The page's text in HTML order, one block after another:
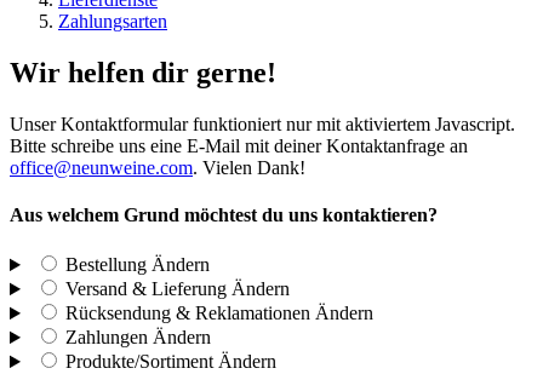
Zahlungsarten
Wir helfen dir gerne!
Unser Kontaktformular funktioniert nur mit aktiviertem Javascript.
Bitte schreibe uns eine E-Mail mit deiner Kontaktanfrage an
office@neunweine.com. Vielen Dank!
Aus welchem Grund möchtest du uns kontaktieren?
Bestellung Ändern
Versand & Lieferung Ändern
Rücksendung & Reklamationen Ändern
Zahlungen Ändern
Produkte/Sortiment Ändern